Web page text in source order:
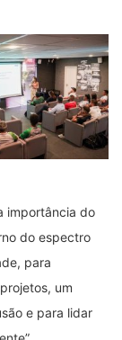
importância do
do espectro
para
um
e para lidar